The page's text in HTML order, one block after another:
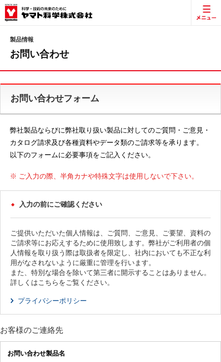
製品情報
お問い合わせ
お問い合わせフォーム
弊社製品ならびに弊社取り扱い製品に対してのご質問・ご意見・
カタログ請求及び各種資料やデータ類のご請求等を承ります。
以下のフォームに必要事項をご記入ください。
※ ご入力の際、半角カナや特殊文字は使用しないで下さい。
入力の前にご確認ください
ご提供いただいた個人情報は、ご質問、ご意見、ご要望、資料の
ご請求等にお応えするために使用致します。弊社がご利用者の個
人情報を取り扱う際は取扱者を限定し、社内においても不正な利
用がなされないように厳重に管理を行います。
また、特別な場合を除いて第三者に開示することはありません。
詳しくはこちらをご覧ください。
プライバシーポリシー
お客様のご連絡先
お問い合わせ製品名